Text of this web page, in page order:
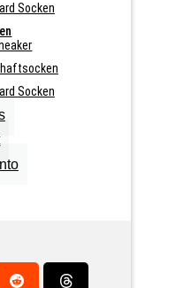
Socken
Socken